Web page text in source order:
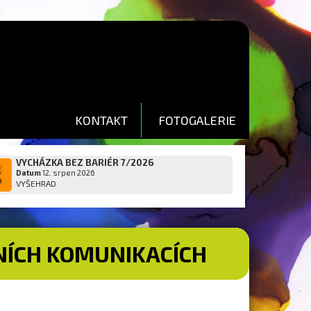
KONTAKT FOTOGALERIE
VYCHÁZKA BEZ BARIÉR 7/2026
Datum12. srpen 2026
VYŠEHRAD
KOMUNIKACÍCH